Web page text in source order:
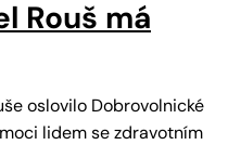
Rouš má
oslovilo Dobrovolnické
lidem se zdravotním